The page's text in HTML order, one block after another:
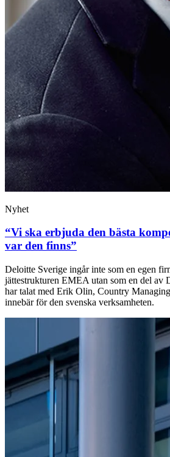
Nyhet
“Vi ska erbjuda den bästa
var den finns”
Deloitte Sverige ingår inte som en egen
jättestrukturen EMEA utan som en del av
har talat med Erik Olin, Country
innebär för den svenska verksamheten.